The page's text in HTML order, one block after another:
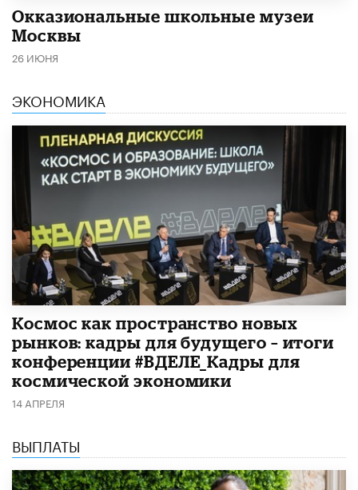
​Окказиональные школьные музеи
Москвы
26 ИЮНЯ
ЭКОНОМИКА
Космос как пространство новых
рынков: кадры для будущего – итоги
конференции #ВДЕЛЕ_Кадры для
космической экономики
14 АПРЕЛЯ
ВЫПЛАТЫ